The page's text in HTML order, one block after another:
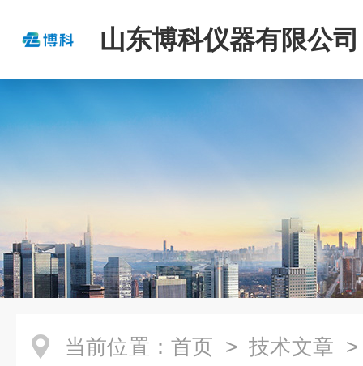
山东博科仪器有限公司
当前位置： 首页 > 技术文章